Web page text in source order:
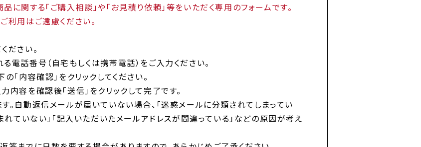
関する「ご購入相談」や「お見積り依頼」等をいただく専用のフォームです。
利用はご遠慮ください。
ださい。
電話番号（自宅もしくは携帯電話）をご入力ください。
「内容確認」をクリックしてください。
内容を確認後「送信」をクリックして完了です。
。自動返信メールが届いていない場合、「迷惑メールに分類されてしまってい
れていない」「記入いただいたメールアドレスが間違っている」などの原因が考え